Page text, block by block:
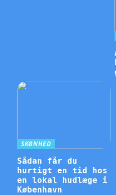
SKØNHED
Sådan får du
hurtigt en tid hos
en lokal hudlæge i
København